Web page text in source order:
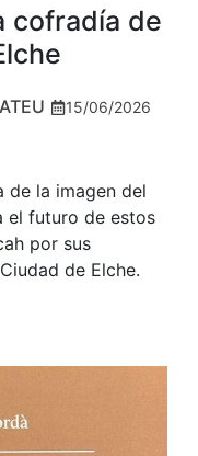
cofradía de
15/06/2026
de la imagen del
el futuro de estos
por sus
de Elche.